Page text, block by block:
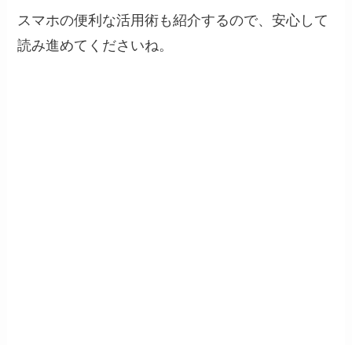
スマホの便利な活用術も紹介するので、安心して
読み進めてくださいね。